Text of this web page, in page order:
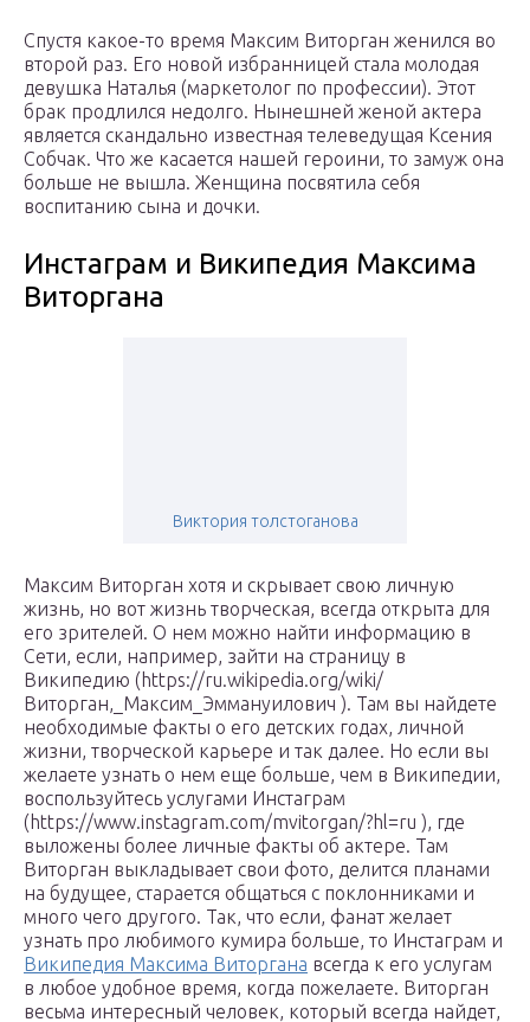
Спустя какое-то время Максим Виторган женился во
второй раз. Его новой избранницей стала молодая
девушка Наталья (маркетолог по профессии). Этот
брак продлился недолго. Нынешней женой актера
является скандально известная телеведущая Ксения
Собчак. Что же касается нашей героини, то замуж она
больше не вышла. Женщина посвятила себя
воспитанию сына и дочки.
Инстаграм и Википедия Максима
Виторгана
Виктория толстоганова
Максим Виторган хотя и скрывает свою личную
жизнь, но вот жизнь творческая, всегда открыта для
его зрителей. О нем можно найти информацию в
Сети, если, например, зайти на страницу в
Википедию (https://ru.wikipedia.org/wiki/
Виторган,_Максим_Эммануилович ). Там вы найдете
необходимые факты о его детских годах, личной
жизни, творческой карьере и так далее. Но если вы
желаете узнать о нем еще больше, чем в Википедии,
воспользуйтесь услугами Инстаграм
(https://www.instagram.com/mvitorgan/?hl=ru ), где
выложены более личные факты об актере. Там
Виторган выкладывает свои фото, делится планами
на будущее, старается общаться с поклонниками и
много чего другого. Так, что если, фанат желает
узнать про любимого кумира больше, то Инстаграм и
Википедия Максима Виторгана всегда к его услугам
в любое удобное время, когда пожелаете. Виторган
весьма интересный человек, который всегда найдет,